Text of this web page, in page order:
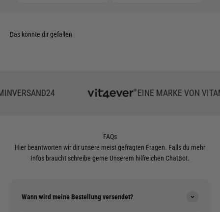
EINE MARKE VON
FAQs
Hier beantworten wir dir unsere meist gefragten Fragen. Falls du mehr
Infos braucht schreibe gerne Unserem hilfreichen ChatBot.
Wann wird meine Bestellung versendet?